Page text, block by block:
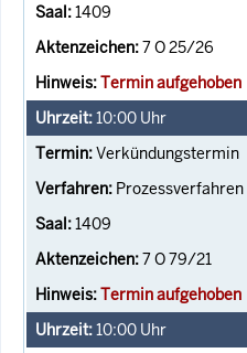
1409
7 O 25/26
Termin aufgehoben
10:00 Uhr
Verkündungstermin
Prozessverfahren
1409
7 O 79/21
Termin aufgehoben
10:00 Uhr